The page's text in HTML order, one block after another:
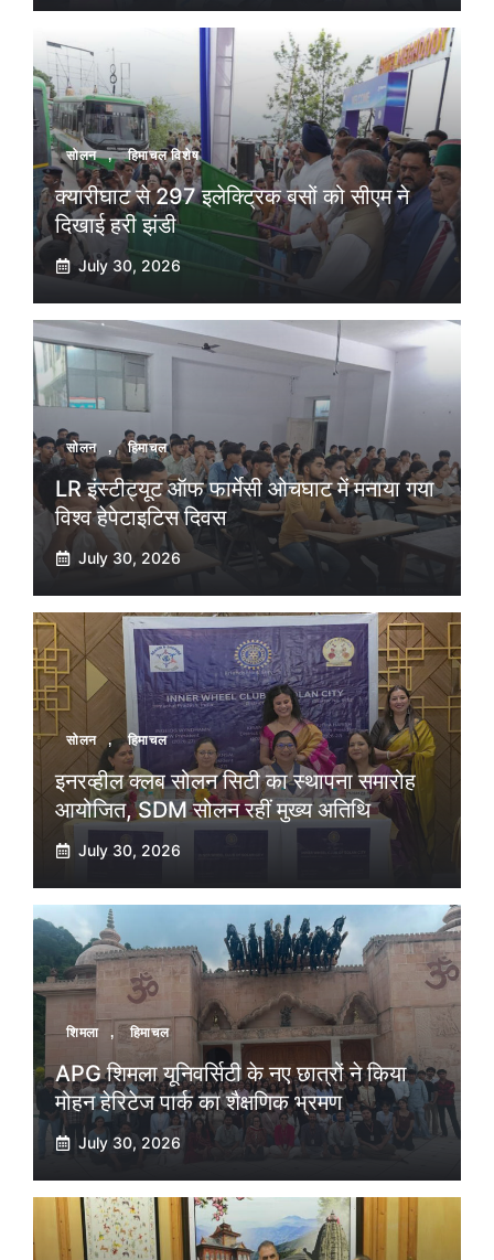
सोलन , हिमाचल विशेष
क्यारीघाट से 297 इलेक्ट्रिक बसों को सीएम ने
दिखाई हरी झंडी
July 30, 2026
सोलन , हिमाचल
LR इंस्टीट्यूट ऑफ फार्मेसी ओचघाट में मनाया गया
विश्व हेपेटाइटिस दिवस
July 30, 2026
सोलन , हिमाचल
इनरव्हील क्लब सोलन सिटी का स्थापना समारोह
आयोजित, SDM सोलन रहीं मुख्य अतिथि
July 30, 2026
शिमला , हिमाचल
APG शिमला यूनिवर्सिटी के नए छात्रों ने किया
मोहन हेरिटेज पार्क का शैक्षणिक भ्रमण
July 30, 2026